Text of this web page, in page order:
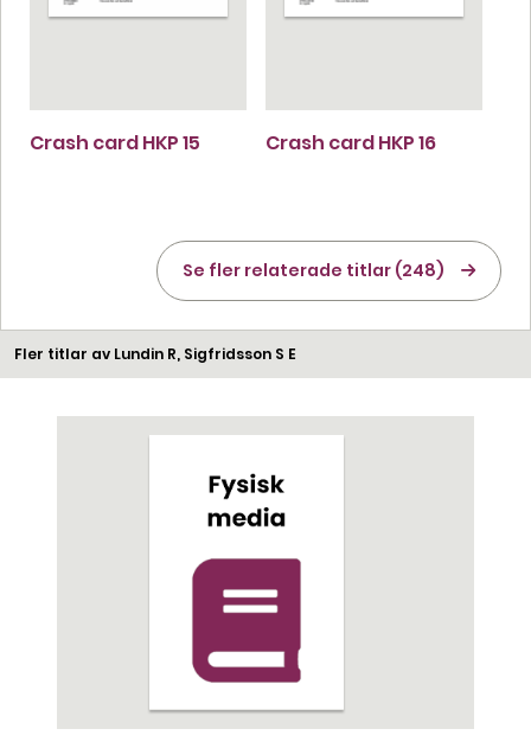
Crash card HKP 15 Crash card HKP 16
Se fler relaterade titlar (248)
Fler titlar av Lundin R, Sigfridsson S E